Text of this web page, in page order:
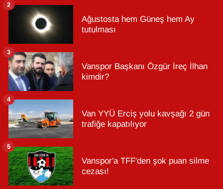
Ağustosta hem Güneş hem Ay
tutulması
2
Vanspor Başkanı Özgür İreç İlhan
kimdir?
3
Van YYÜ Erciş yolu kavşağı 2 gün
trafiğe kapatılıyor
4
Vanspor'a TFF'den şok puan silme
cezası!
5